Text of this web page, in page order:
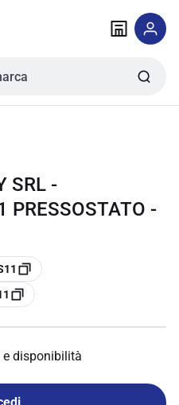
SRL -
-
e disponibilità